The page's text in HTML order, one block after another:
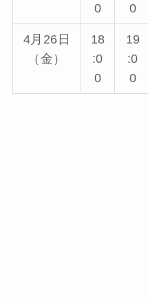
0
0
4月26日
（金）
18
:0
0
19
:0
0